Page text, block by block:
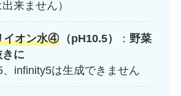
出来ません）
イオン水④ （pH10.5） ： 野菜
に
infinity5は生成できません